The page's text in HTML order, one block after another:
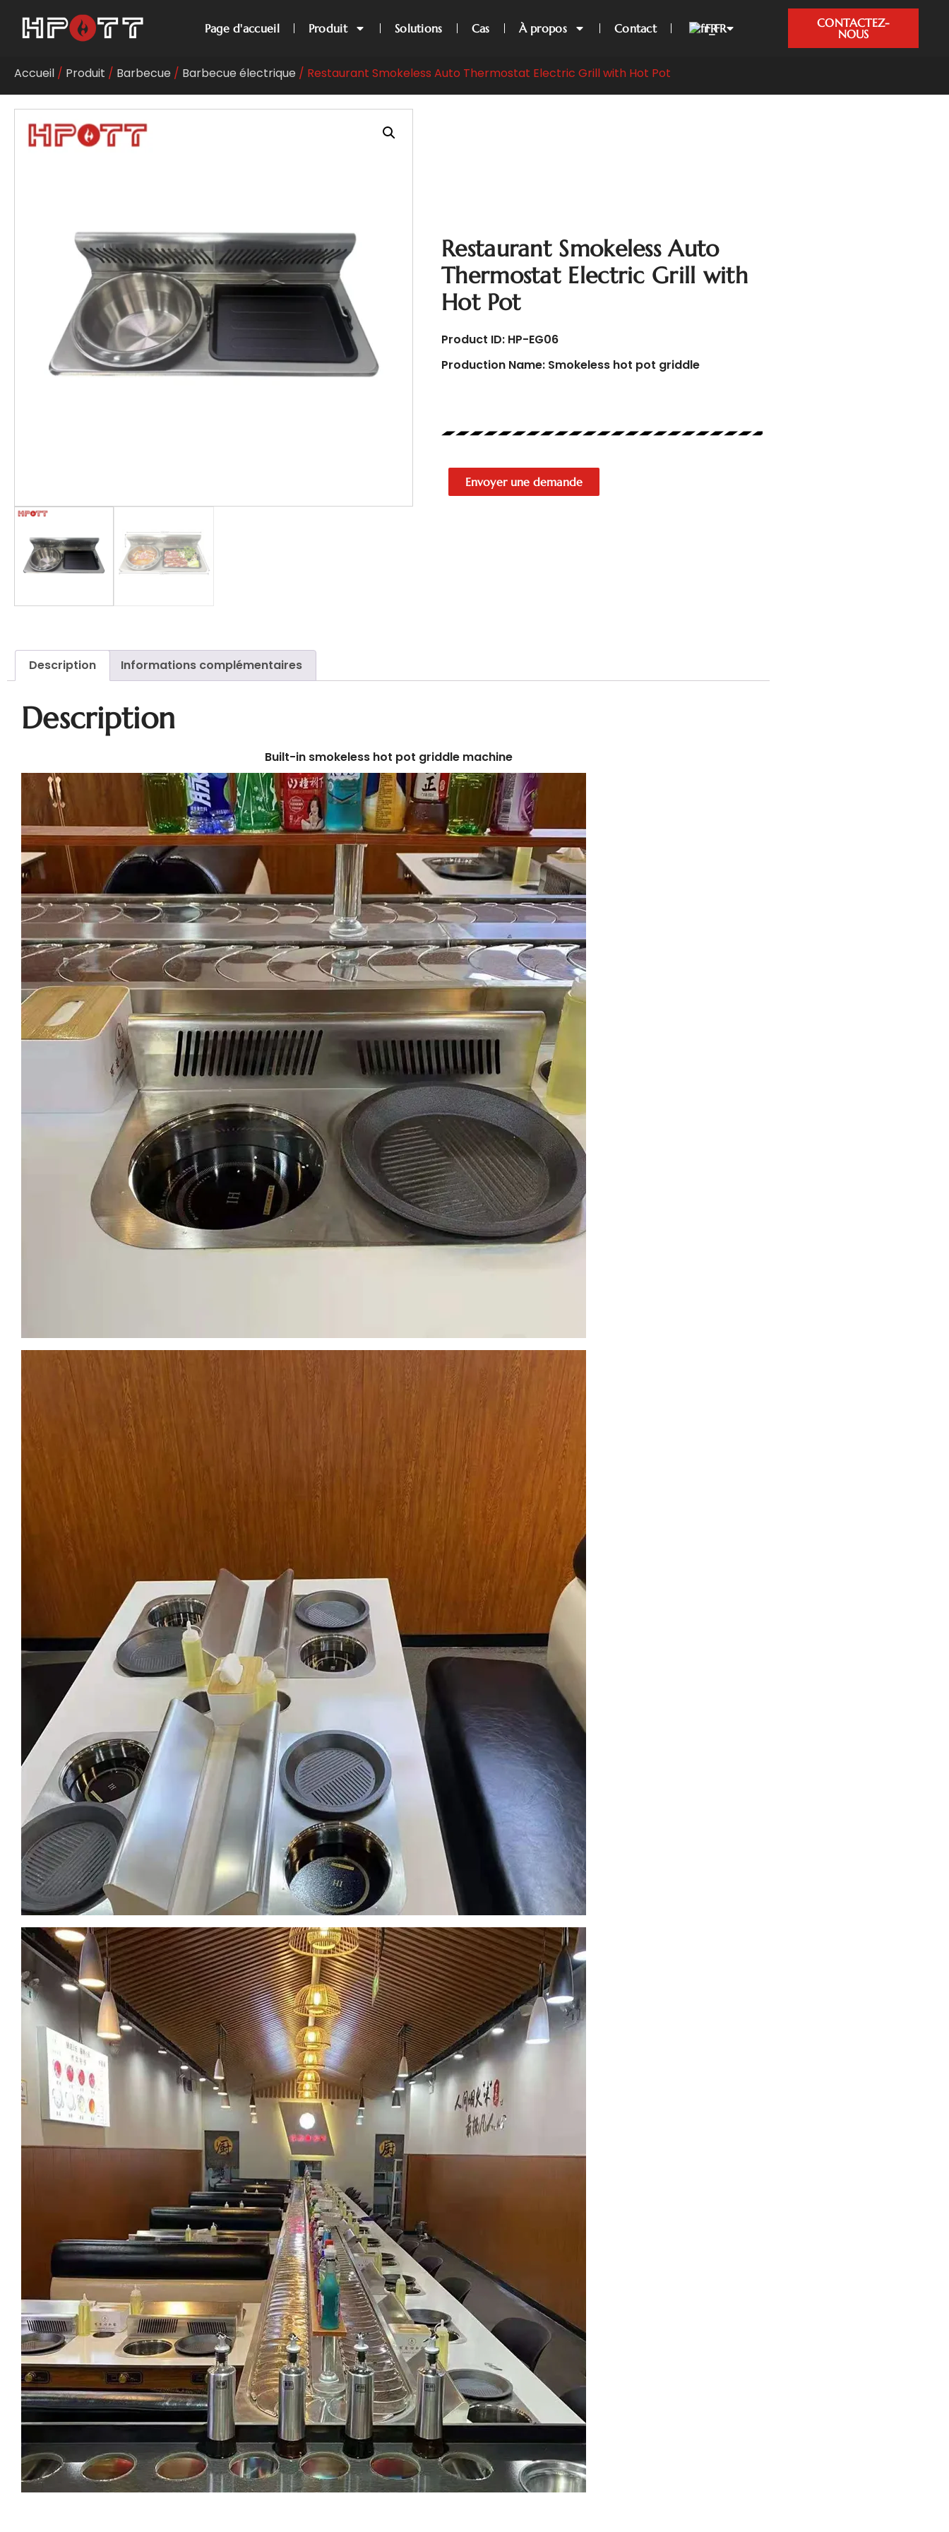
Page d'accueil Produit Solutions Cas À propos Contact FR
CONTACTEZ-
NOUS
Accueil / Produit / Barbecue / Barbecue électrique / Restaurant Smokeless Auto Thermostat Electric Grill with Hot Pot
Restaurant Smokeless Auto
Thermostat Electric Grill with
Hot Pot
Product ID: HP-EG06
Production Name: Smokeless hot pot griddle
Envoyer une demande
Description Informations complémentaires
Description
Built-in smokeless hot pot griddle machine